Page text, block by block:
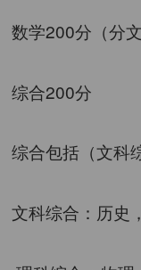
数学200分（分
综合200分
综合包括（文科
文科综合：历史